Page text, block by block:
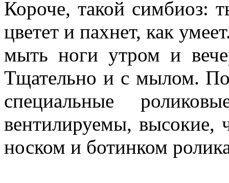
Короче, такой симбиоз:
цветет и пахнет, как
мыть ноги утром и
Тщательно и с мылом.
специальные
вентилируемы, высокие,
носком и ботинком